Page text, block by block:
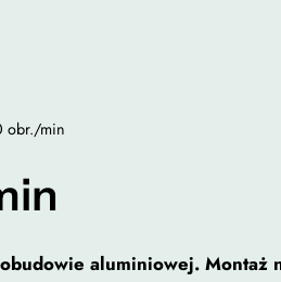
obr./min
aluminiowej. Montaż